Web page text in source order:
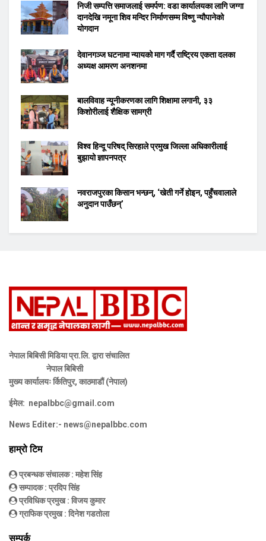
निजी सम्पत्ति समाजलाई समर्पण: वडा कार्यालयका लागि जग्गा
दानदेखि नमूना शिव मन्दिर निर्माणसम्म विष्णु न्यौपानेको
योगदान
देवानगञ्ज घटनामा न्यायको माग गर्दै राष्ट्रिय एकता दलका
अध्यक्ष आमरण अनशनमा
बालविवाह न्यूनीकरणका लागि शिक्षामा लगानी, ३३
किशोरीलाई शैक्षिक सामग्री
विश्व हिन्दू परिषद् सिरहाले प्रमुख जिल्ला अधिकारीलाई
बुझायो ज्ञापनपत्र
नवराजपुरका किसान भन्छन्, ‘खेती गर्ने होइन, पहुँचवालाले
अनुदान पाउँछन्’
नेपाल बिबिसी मिडिया प्रा.लि. द्वारा संचालित
नेपाल बिबिसी
मुख्य कार्यालयः र्कितिपुर, काठमाडौं (नेपाल)
ईमेल: nepalbbc@gmail.com
News Editer:- news@nepalbbc.com
हाम्रो टिम
प्रबन्धक संचालक: महेश सिंह
सम्पादक: प्रदिप सिंह
प्रविधिक प्रमुख: विजय कुमार
ग्राफिक प्रमुख: दिनेश गडतोला
सम्पर्क